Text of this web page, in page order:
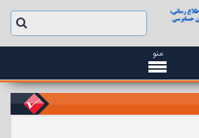
منو